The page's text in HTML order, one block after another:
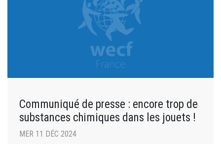
Communiqué de presse : encore trop de
substances chimiques dans les jouets !
MER 11 DÉC 2024